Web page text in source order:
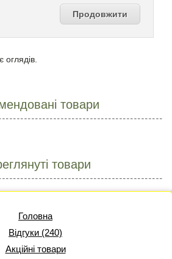
Продовжити
товари
товари
Головна
Відгуки (240)
Акційні товари